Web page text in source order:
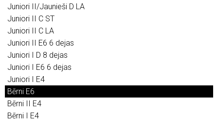
Juniori II/Jaunieši D LA
Juniori II C ST
Juniori II C LA
Juniori II E6 6 dejas
Juniori I D 8 dejas
Juniori I E6 6 dejas
Juniori I E4
Bērni E6
Bērni II E4
Bērni I E4